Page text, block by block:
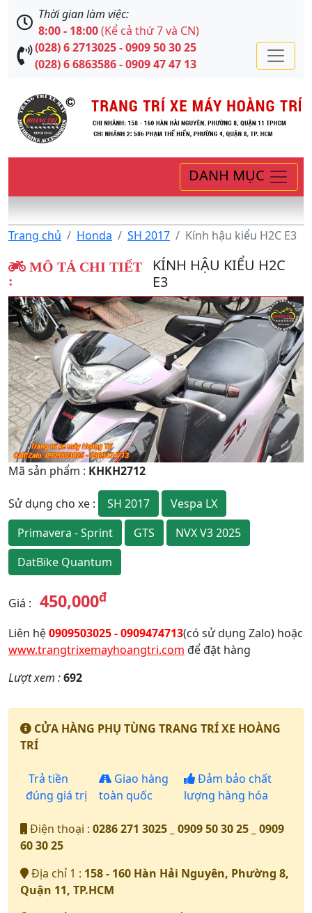
Thời gian làm việc:
8:00 - 18:00(Kể cả thứ 7 và CN)
(028) 6 2713025 - 0909 50 30 25
(028) 6 6863586 - 0909 47 47 13
DANH MỤC
Trang chủ Honda SH 2017 Kính hậu kiểu H2C E3
MÔ TẢ CHI TIẾT
:
KÍNH HẬU KIỂU H2C
E3
Quay
Lại
Tiếp
theo
Mã sản phẩm : KHKH2712
Sử dụng cho xe : SH 2017
Vespa LX
Primavera - Sprint
GTS
NVX V3 2025
DatBike Quantum
Giá : 450,000đ
Liên hệ0909503025 - 0909474713(có sử dụng Zalo) hoặc
www.trangtrixemayhoangtri.com để đặt hàng
Lượt xem :692
CỬA HÀNG PHỤ TÙNG TRANG TRÍ XE HOÀNG
TRÍ
Trả tiền
đúng giá trị
Giao hàng
toàn quốc
Đảm bảo chất
lượng hàng hóa
Điện thoại : 0286 271 3025 _ 0909 50 30 25 _ 0909
60 30 25
Địa chỉ 1 : 158 - 160 Hàn Hải Nguyên, Phường 8,
Quận 11, TP.HCM